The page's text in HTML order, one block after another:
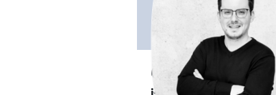
Carsten Astner